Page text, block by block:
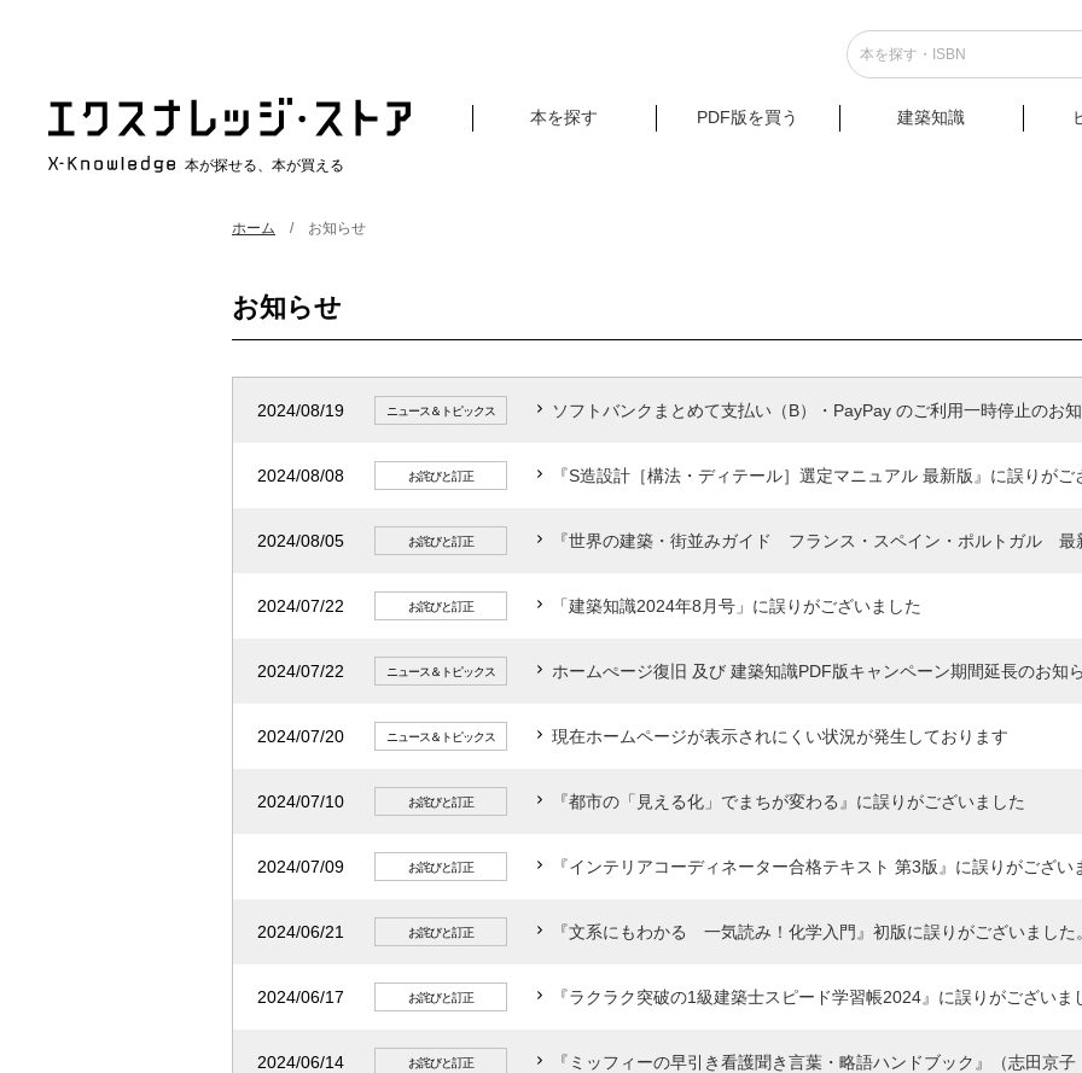
本が探せる、本が買える
本を探す PDF版を買う 建築知識
ホーム お知らせ
お知らせ
2024/08/19 ニュース＆トピックス ソフトバンクまとめて支払い（B）・PayPay のご利用一時停止のお
2024/08/08 お詫びと訂正 『S造設計［構法・ディテール］選定マニュアル 最新版』に誤りがご
2024/08/05 お詫びと訂正 『世界の建築・街並みガイド フランス・スペイン・ポルトガル 最
2024/07/22 お詫びと訂正 「建築知識2024年8月号」に誤りがございました
2024/07/22 ニュース＆トピックス ホームぺージ復旧 及び 建築知識PDF版キャンペーン期間延長のお知
2024/07/20 ニュース＆トピックス 現在ホームページが表示されにくい状況が発生しております
2024/07/10 お詫びと訂正 『都市の「見える化」でまちが変わる』に誤りがございました
2024/07/09 お詫びと訂正 『インテリアコーディネーター合格テキスト 第3版』に誤りがござい
2024/06/21 お詫びと訂正 『文系にもわかる 一気読み！化学入門』初版に誤りがございました
2024/06/17 お詫びと訂正 『ラクラク突破の1級建築士スピード学習帳2024』に誤りがございま
2024/06/14 お詫びと訂正 『ミッフィーの早引き看護聞き言葉・略語ハンドブック』（志田京